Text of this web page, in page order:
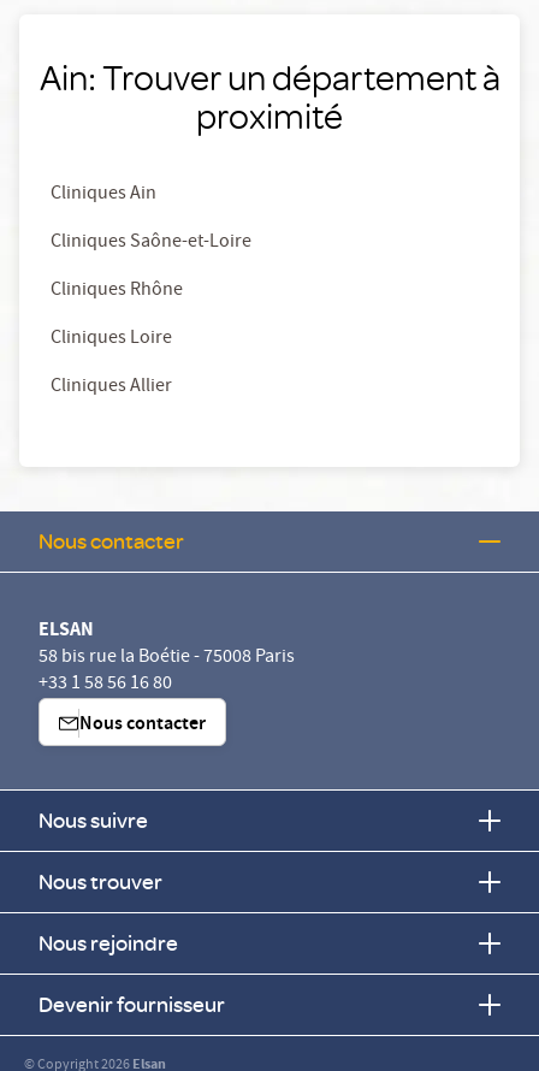
Ain: Trouver un département à
proximité
Cliniques Ain
Cliniques Saône-et-Loire
Cliniques Rhône
Cliniques Loire
Cliniques Allier
Nous contacter
ELSAN
58 bis rue la Boétie - 75008 Paris
+33 1 58 56 16 80
Nous contacter
Nous suivre
Nous trouver
Nous rejoindre
Devenir fournisseur
© Copyright 2026Elsan